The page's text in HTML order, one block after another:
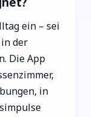
ein – sei
der
Die App
in